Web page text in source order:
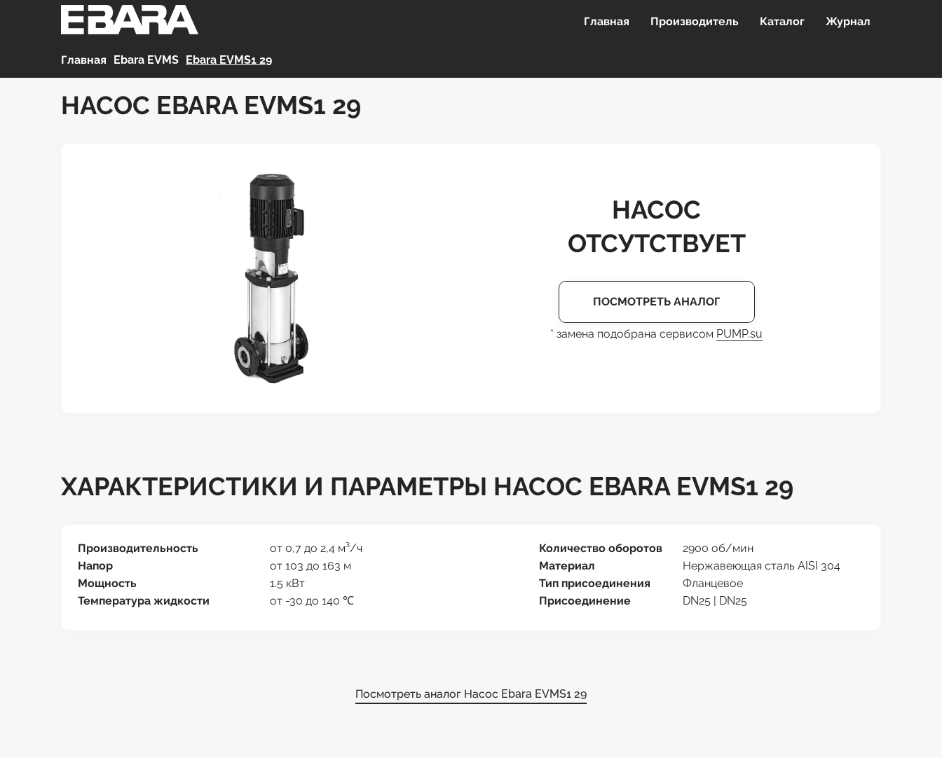
Главная Производитель Каталог Журнал
Главная Ebara EVMS Ebara EVMS1 29
НАСОС EBARA EVMS1 29
НАСОС
ОТСУТСТВУЕТ
ПОСМОТРЕТЬ АНАЛОГ
* замена подобрана сервисом PUMP.su
ХАРАКТЕРИСТИКИ И ПАРАМЕТРЫ НАСОС EBARA EVMS1 29
Производительность
от 0,7 до 2,4 м³/ч
Напор
от 103 до 163 м
Мощность
1.5 кВт
Температура жидкости
от -30 до 140 ℃
Количество оборотов
2900 об/мин
Материал
Нержавеющая сталь AISI 304
Тип присоединения
Фланцевое
Присоединение
DN25 | DN25
Посмотреть аналог Насос Ebara EVMS1 29